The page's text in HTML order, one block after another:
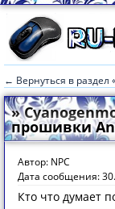
← Вернуться в раздел
»
прошивки
Автор: NPC
Дата сообщения:
Кто что думает